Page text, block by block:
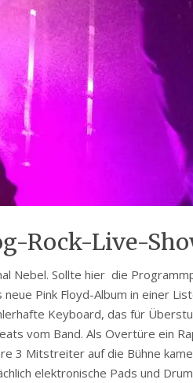
Rock-Live-
Nebel. Sollte hier die
Pink Floyd-Album in einer
Keyboard, das für
vom Band. Als Overtüre ein
3 Mitstreiter auf die Bühne
elektronische Pads und